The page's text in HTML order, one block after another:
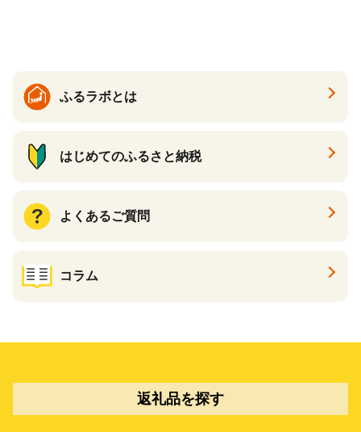
ふるラボとは
はじめてのふるさと納税
よくあるご質問
コラム
返礼品を探す